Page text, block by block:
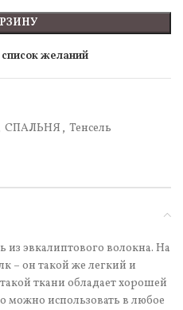
желаний
СПАЛЬНЯ , Тенсель
из эвкалиптового волокна. На
– он такой же легкий и
ткани обладает хорошей
можно использовать в любое